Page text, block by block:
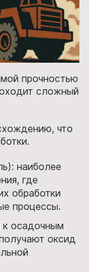
прочностью
сложный
что
наиболее
где
обработки
процессы.
к осадочным
оксид